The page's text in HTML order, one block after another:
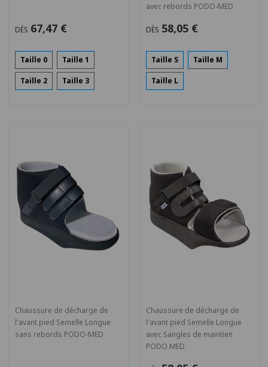
DÈS 67,47 €
Taille 0 Taille 1
Taille 2 Taille 3
avec rebords PODO-MED
DÈS 58,05 €
Taille S Taille M
Taille L
Chaussure de décharge de
l'avant pied Semelle Longue
sans rebords PODO-MED
Chaussure de décharge de
l'avant pied Semelle Longue
avec Sangles de maintien
PODO MED